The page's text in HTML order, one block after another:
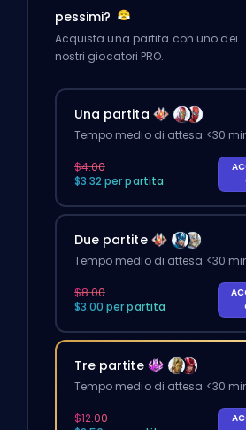
pessimi?
Acquista una partita con uno dei
nostri giocatori PRO.
Una partita
Tempo medio di attesa <30
$4.00
$3.32 per partita
Due partite
Tempo medio di attesa <30
$8.00
$3.00 per partita
Tre partite
Tempo medio di attesa <30
$12.00